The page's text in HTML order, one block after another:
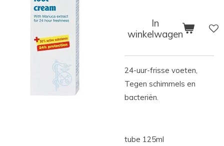
In
winkelwagen
24-uur-frisse voeten,
Tegen schimmels en
bacteriën.
tube 125ml